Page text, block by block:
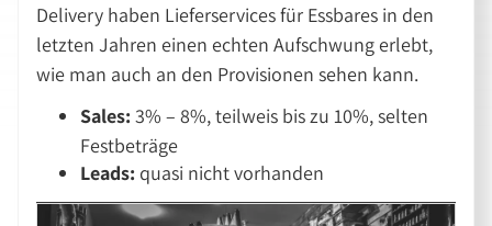
Delivery haben Lieferservices für Essbares in den
letzten Jahren einen echten Aufschwung erlebt,
wie man auch an den Provisionen sehen kann.
Sales: 3% – 8%, teilweis bis zu 10%, selten
Festbeträge
Leads: quasi nicht vorhanden